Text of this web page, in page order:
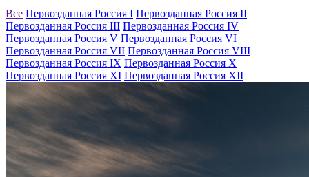
Все Первозданная Россия I Первозданная Россия II
Первозданная Россия III Первозданная Россия IV
Первозданная Россия V Первозданная Россия VI
Первозданная Россия VII Первозданная Россия VIII
Первозданная Россия IX Первозданная Россия X
Первозданная Россия XI Первозданная Россия XII